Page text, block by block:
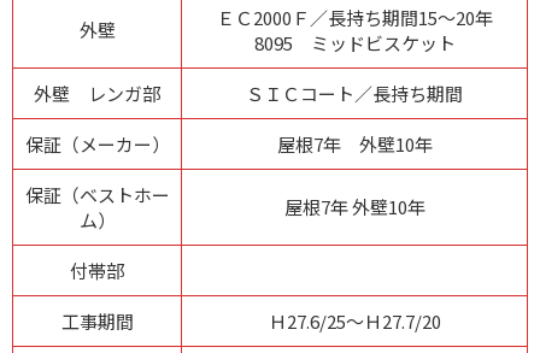
外壁
ＥＣ2000Ｆ／長持ち期間15～20年
8095 ミッドビスケット
外壁 レンガ部
ＳＩＣコート／長持ち期間
保証（メーカー）
屋根7年 外壁10年
保証（ベストホー
ム）
屋根7年 外壁10年
付帯部
工事期間
Ｈ27.6/25～Ｈ27.7/20